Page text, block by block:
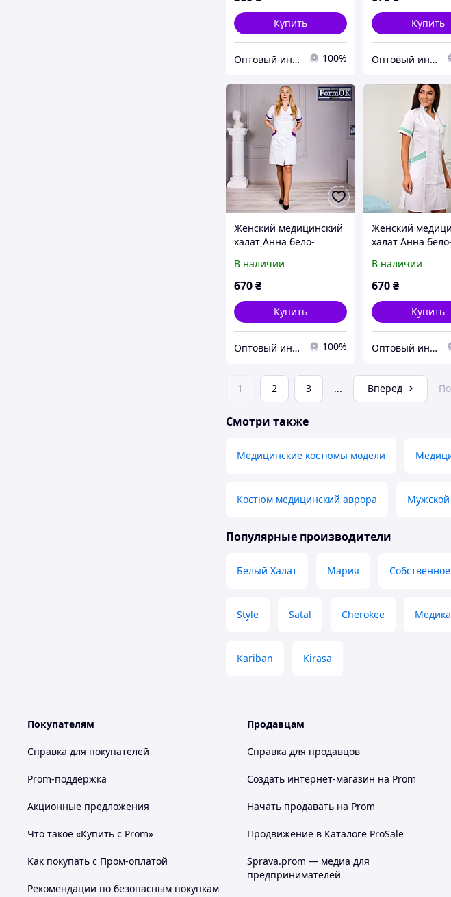
Купить
Оптовый интернет-магазин производителей одежды "Butikok" 100%
Купить
Оптовый интернет-магазин производителей одежды "Butikok"
Женский медицинский
халат Анна бело-
В наличии
670₴
Купить
Оптовый интернет-магазин производителей одежды "Butikok" 100%
Женский
халат Анна бело-
В наличии
670₴
Купить
Оптовый интернет-магазин производителей одежды "Butikok"
1 2 3 ... Вперед
Смотри также
Медицинские костюмы модели
Костюм медицинский аврора
Популярные производители
Белый Халат Мария
Style Satal Cherokee Медика
Kariban Kirasa
Покупателям
Справка для покупателей
Prom-поддержка
Акционные предложения
Что такое «Купить с Prom»
Как покупать с Пром-оплатой
Рекомендации по безопасным покупкам
Продавцам
Справка для продавцов
Создать интернет-магазин на Prom
Начать продавать на Prom
Продвижение в Каталоге ProSale
Sprava.prom — медиа для
предпринимателей